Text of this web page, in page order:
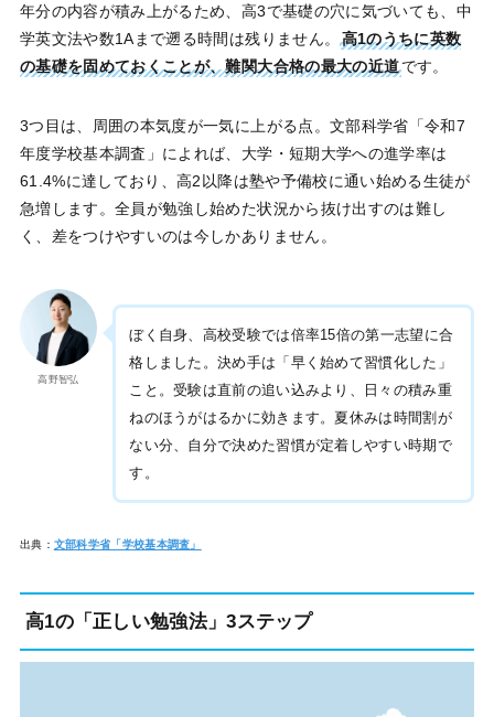
年分の内容が積み上がるため、高3で基礎の穴に気づいても、中
学英文法や数1Aまで遡る時間は残りません。 高1のうちに英数
の基礎を固めておくことが、難関大合格の最大の近道です。
3つ目は、周囲の本気度が一気に上がる点。文部科学省「令和7
年度学校基本調査」によれば、大学・短期大学への進学率は
61.4%に達しており、高2以降は塾や予備校に通い始める生徒が
急増します。全員が勉強し始めた状況から抜け出すのは難し
く、差をつけやすいのは今しかありません。
高野智弘
ぼく自身、高校受験では倍率15倍の第一志望に合
格しました。決め手は「早く始めて習慣化した」
こと。受験は直前の追い込みより、日々の積み重
ねのほうがはるかに効きます。夏休みは時間割が
ない分、自分で決めた習慣が定着しやすい時期で
す。
出典： 文部科学省「学校基本調査」
高1の「正しい勉強法」3ステップ